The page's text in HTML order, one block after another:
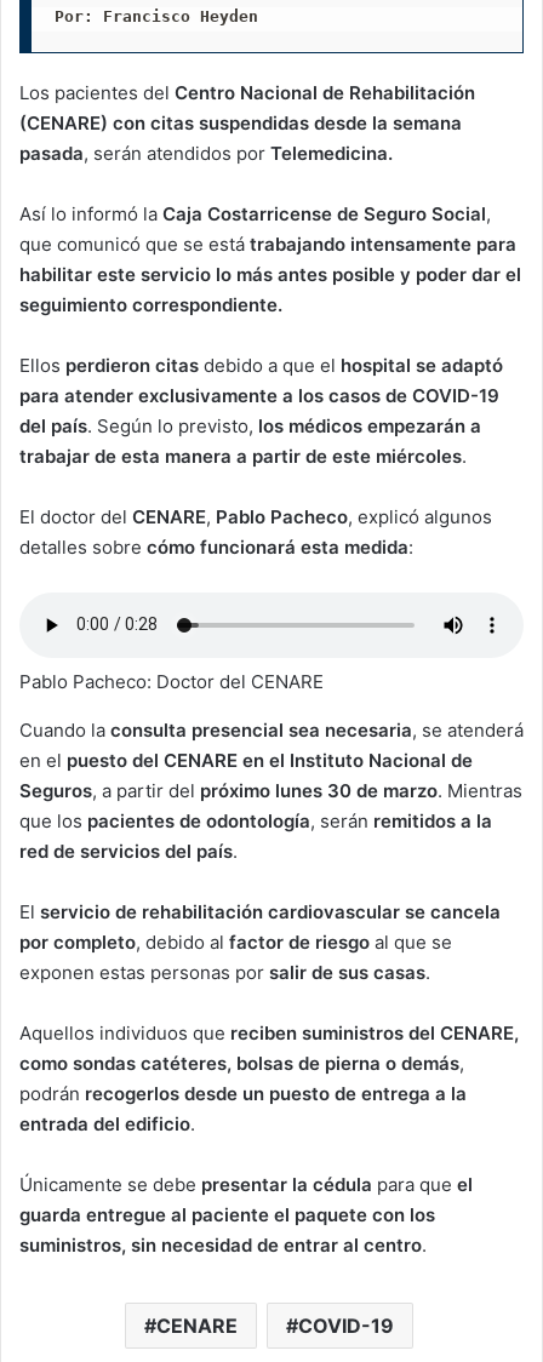
Por: Francisco Heyden
Los pacientes del Centro Nacional de Rehabilitación
(CENARE) con citas suspendidas desde la semana
pasada, serán atendidos por Telemedicina.
Así lo informó la Caja Costarricense de Seguro Social,
que comunicó que se está trabajando intensamente para
habilitar este servicio lo más antes posible y poder dar el
seguimiento correspondiente.
Ellos perdieron citas debido a que el hospital se adaptó
para atender exclusivamente a los casos de COVID-19
del país. Según lo previsto, los médicos empezarán a
trabajar de esta manera a partir de este miércoles.
El doctor del CENARE, Pablo Pacheco, explicó algunos
detalles sobre cómo funcionará esta medida:
Pablo Pacheco: Doctor del CENARE
Cuando la consulta presencial sea necesaria, se atenderá
en el puesto del CENARE en el Instituto Nacional de
Seguros, a partir del próximo lunes 30 de marzo. Mientras
que los pacientes de odontología, serán remitidos a la
red de servicios del país.
El servicio de rehabilitación cardiovascular se cancela
por completo, debido al factor de riesgo al que se
exponen estas personas por salir de sus casas.
Aquellos individuos que reciben suministros del CENARE,
como sondas catéteres, bolsas de pierna o demás,
podrán recogerlos desde un puesto de entrega a la
entrada del edificio.
Únicamente se debe presentar la cédula para que el
guarda entregue al paciente el paquete con los
suministros, sin necesidad de entrar al centro.
CENARE COVID-19